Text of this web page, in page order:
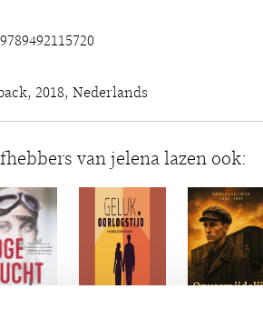
2018, Nederlands
van jelena lazen ook: